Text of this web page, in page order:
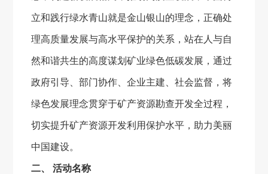
立和践行绿水青山就是金山银山的理念，正确处
理高质量发展与高水平保护的关系，站在人与自
然和谐共生的高度谋划矿业绿色低碳发展，通过
政府引导、部门协作、企业主建、社会监督，将
绿色发展理念贯穿于矿产资源勘查开发全过程，
切实提升矿产资源开发利用保护水平，助力美丽
中国建设。
二、 活动名称